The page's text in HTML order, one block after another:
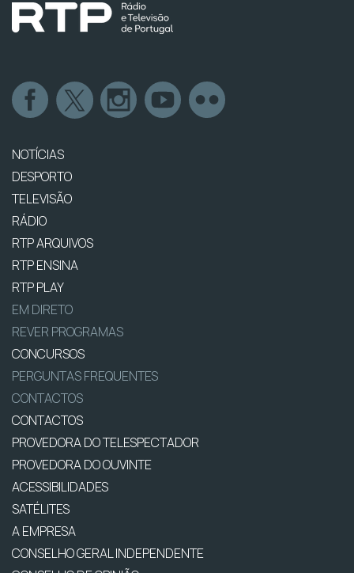
NOTÍCIAS
DESPORTO
TELEVISÃO
RÁDIO
RTP ARQUIVOS
RTP ENSINA
RTP PLAY
EM DIRETO
REVER PROGRAMAS
CONCURSOS
PERGUNTAS FREQUENTES
CONTACTOS
CONTACTOS
PROVEDORA DO TELESPECTADOR
PROVEDORA DO OUVINTE
ACESSIBILIDADES
SATÉLITES
A EMPRESA
CONSELHO GERAL INDEPENDENTE